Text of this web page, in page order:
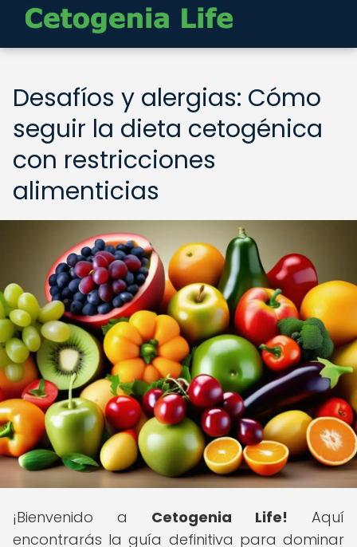
Desafíos y alergias: Cómo
seguir la dieta cetogénica
con restricciones
alimenticias
¡Bienvenido a Cetogenia Life! Aquí
encontrarás la guía definitiva para dominar